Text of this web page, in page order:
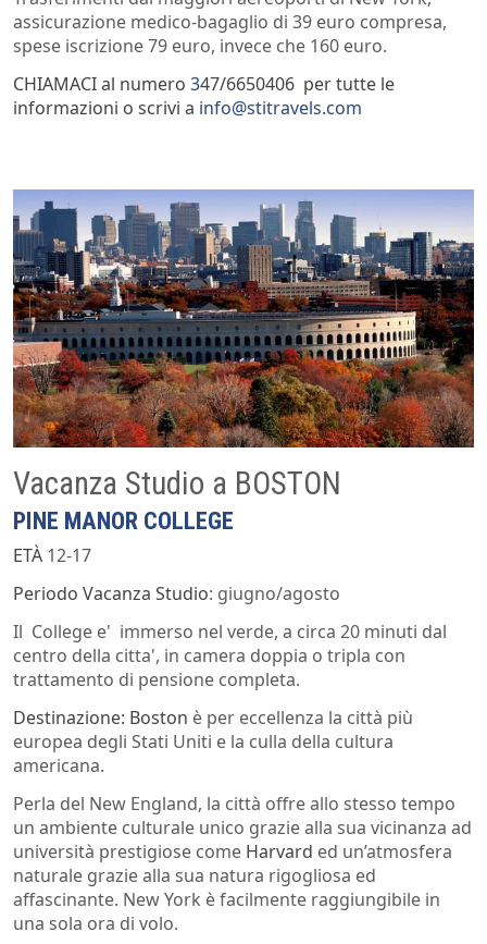
assicurazione medico-bagaglio di 39 euro compresa,
spese iscrizione 79 euro, invece che 160 euro.
CHIAMACI al numero 347/6650406 per tutte le
informazioni o scrivi a info@stitravels.com
Vacanza Studio a BOSTON
PINE MANOR COLLEGE
ETÀ 12-17
Periodo Vacanza Studio: giugno/agosto
Il College e' immerso nel verde, a circa 20 minuti dal
centro della citta', in camera doppia o tripla con
trattamento di pensione completa.
Destinazione: Boston è per eccellenza la città più
europea degli Stati Uniti e la culla della cultura
americana.
Perla del New England, la città offre allo stesso tempo
un ambiente culturale unico grazie alla sua vicinanza ad
università prestigiose come Harvard ed un’atmosfera
naturale grazie alla sua natura rigogliosa ed
affascinante. New York è facilmente raggiungibile in
una sola ora di volo.